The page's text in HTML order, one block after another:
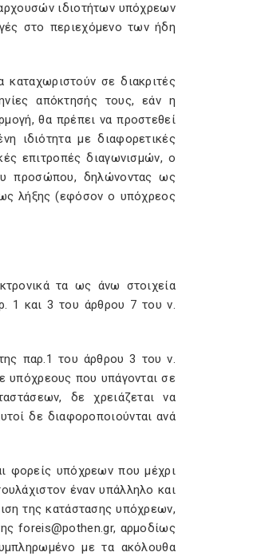
ιδιοτήτων υπόχρεων
στο περιεχόμενο των ήδη
καταχωριστούν σε διακριτές
απόκτησής τους, εάν η
θα πρέπει να προστεθεί
ιδιότητα με διαφορετικές
επιτροπές διαγωνισμών, ο
προσώπου, δηλώνοντας ως
ως λήξης (εφόσον ο υπόχρεος
τα ως άνω στοιχεία
1 και 3 του άρθρου 7 του ν.
παρ.1 του άρθρου 3 του ν.
υπόχρεους που υπάγονται σε
δε χρειάζεται να
δε διαφοροποιούνται ανά
φορείς υπόχρεων που μέχρι
έναν υπάλληλο και
της κατάστασης υπόχρεων,
foreis@pothen.gr, αρμοδίως
με τα ακόλουθα